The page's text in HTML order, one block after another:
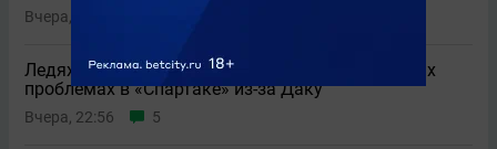
Вчера, 23:09
Ледяхов высказался о возможных политических
проблемах в «Спартаке» из-за Даку
Вчера, 22:56 5